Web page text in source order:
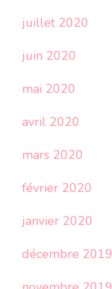
juillet 2020
juin 2020
mai 2020
avril 2020
mars 2020
février 2020
janvier 2020
décembre 2019